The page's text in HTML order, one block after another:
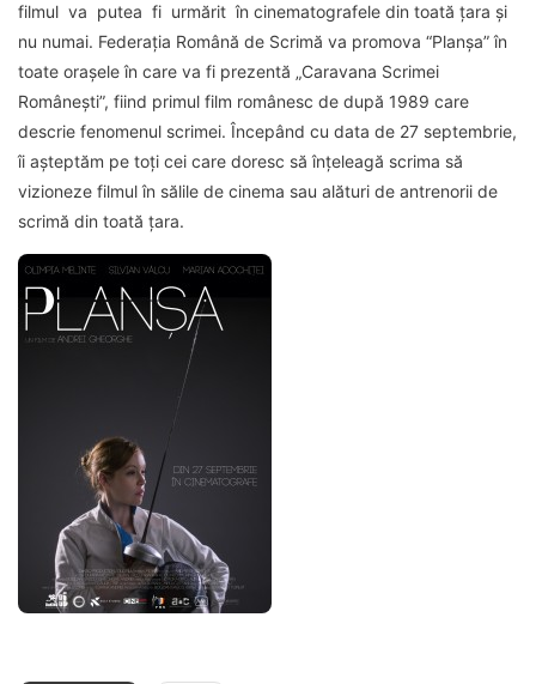
filmul va putea fi urmărit în cinematografele din toată țara și
nu numai. Federația Română de Scrimă va promova “Planșa” în
toate orașele în care va fi prezentă „Caravana Scrimei
Românești”, fiind primul film românesc de după 1989 care
descrie fenomenul scrimei. Începând cu data de 27 septembrie,
îi așteptăm pe toți cei care doresc să înțeleagă scrima să
vizioneze filmul în sălile de cinema sau alături de antrenorii de
scrimă din toată țara.